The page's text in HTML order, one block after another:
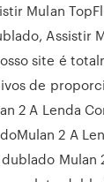
Mulan
Assistir
site é
de
2 A Lenda
2 A
Mulan